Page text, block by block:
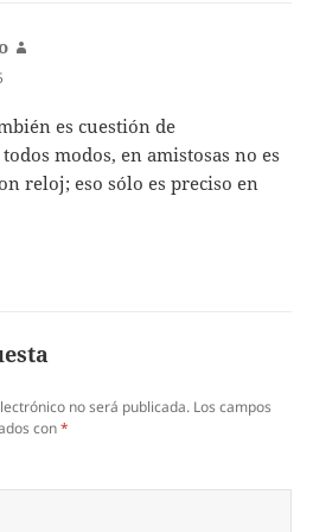
es cuestión de
modos, en amistosas no es
reloj; eso sólo es preciso en
no será publicada. Los campos
con*